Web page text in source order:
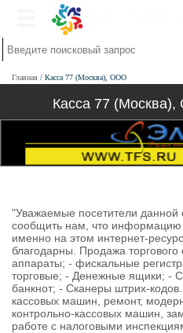
Главная Касса 77 (Москва), ООО
Касса 77
"Уважаемые посетители данной
сообщить нам, что
именно на этом интернет-
благодарны. Продажа
аппараты; - фискальные
торговые; - Денежные ящики; -
банкнот; - Сканеры штрих-
кассовых машин, ремонт,
контрольно-кассовых машин,
работе с налоговыми